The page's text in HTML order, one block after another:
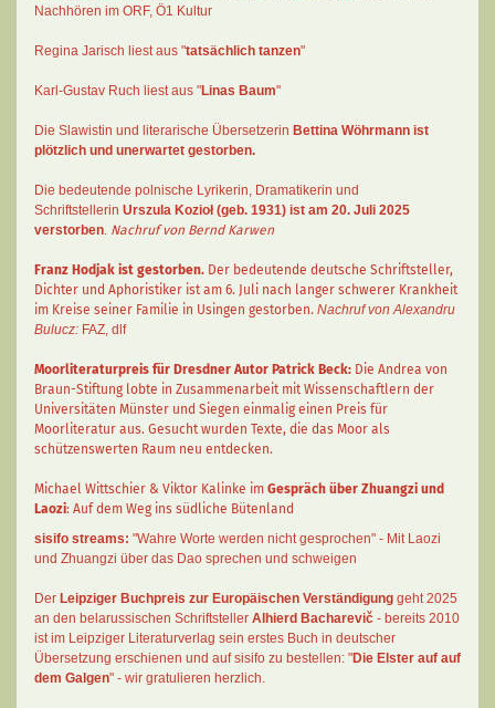
Nachhören im ORF, Ö1 Kultur
Regina Jarisch liest aus "tatsächlich tanzen"
Karl-Gustav Ruch liest aus "Linas Baum"
Die Slawistin und literarische Übersetzerin Bettina Wöhrmann ist
plötzlich und unerwartet gestorben.
Die bedeutende polnische Lyrikerin, Dramatikerin und
Schriftstellerin Urszula Kozioł (geb. 1931) ist am 20. Juli 2025
verstorben Nachruf von Bernd Karwen
Franz Hodjak ist gestorben. Der bedeutende deutsche Schriftsteller,
Dichter und Aphoristiker ist am 6. Juli nach langer schwerer Krankheit
im Kreise seiner Familie in Usingen gestorben. Nachruf von Alexandru
Bulucz: FAZ dlf
Moorliteraturpreis für Dresdner Autor Patrick Beck: Die Andrea von
Braun-Stiftung lobte in Zusammenarbeit mit Wissenschaftlern der
Universitäten Münster und Siegen einmalig einen Preis für
Moorliteratur aus. Gesucht wurden Texte, die das Moor als
schützenswerten Raum neu entdecken.
Michael Wittschier & Viktor Kalinke im Gespräch über Zhuangzi und
Laozi: Auf dem Weg ins südliche Bütenland
sisifo streams: "Wahre Worte werden nicht gesprochen" - Mit Laozi
und Zhuangzi über das Dao sprechen und schweigen
Der Leipziger Buchpreis zur Europäischen Verständigung geht 2025
an den belarussischen Schriftsteller Alhierd Bacharevič - bereits 2010
ist im Leipziger Literaturverlag sein erstes Buch in deutscher
Übersetzung erschienen und auf sisifo zu bestellen: "Die Elster auf auf
dem Galgen" - wir gratulieren herzlich.